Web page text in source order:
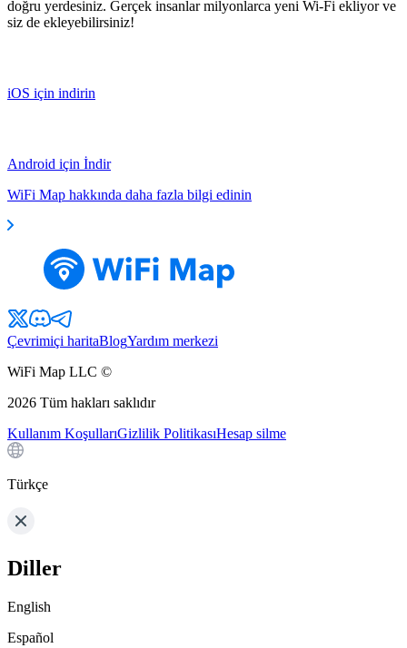
doğru yerdesiniz. Gerçek insanlar milyonlarca yeni Wi-Fi ekliyor ve
siz de ekleyebilirsiniz!
iOS için indirin
Android için İndir
WiFi Map hakkında daha fazla bilgi edinin
Çevrimiçi haritaBlogYardım merkezi
WiFi Map LLC ©
2026 Tüm hakları saklıdır
Kullanım KoşullarıGizlilik PolitikasıHesap silme
Türkçe
Diller
English
Español